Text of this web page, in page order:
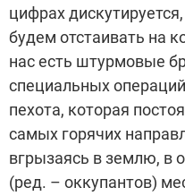
цифрах
будем отстаивать на
нас есть штурмовые
специальных
пехота, которая
самых горячих
вгрызаясь в землю, в
(ред. – оккупантов)